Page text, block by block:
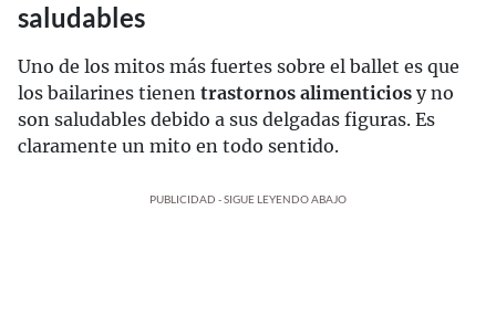
saludables
Uno de los mitos más fuertes sobre el ballet es que
los bailarines tienen trastornos alimenticios y no
son saludables debido a sus delgadas figuras. Es
claramente un mito en todo sentido.
PUBLICIDAD - SIGUE LEYENDO ABAJO